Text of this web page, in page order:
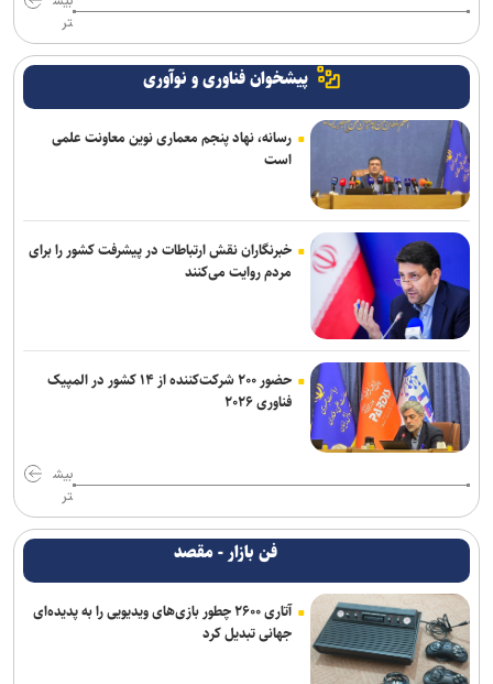
تر
پیشخوان فناوری و نوآوری
رسانه، نهاد پنجم معماری نوین معاونت علمی
است
خبرنگاران نقش ارتباطات در پیشرفت کشور را برای
مردم روایت می‌کنند
حضور ۲۰۰ شرکت‌کننده از ۱۴ کشور در المپیک
فناوری ۲۰۲۶
بیش
تر
فن بازار - مقصد
آتاری ۲۶۰۰ چطور بازی‌های ویدیویی را به پدیده‌ای
جهانی تبدیل کرد